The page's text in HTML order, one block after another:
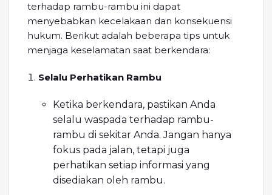
terhadap rambu-rambu ini dapat
menyebabkan kecelakaan dan konsekuensi
hukum. Berikut adalah beberapa tips untuk
menjaga keselamatan saat berkendara:
Selalu Perhatikan Rambu
Ketika berkendara, pastikan Anda
selalu waspada terhadap rambu-
rambu di sekitar Anda. Jangan hanya
fokus pada jalan, tetapi juga
perhatikan setiap informasi yang
disediakan oleh rambu.